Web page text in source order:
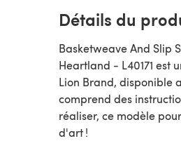
Détails du
Basketweave And Slip
Heartland - L40171 est un
Lion Brand, disponible
comprend des
réaliser, ce modèle
d'art !